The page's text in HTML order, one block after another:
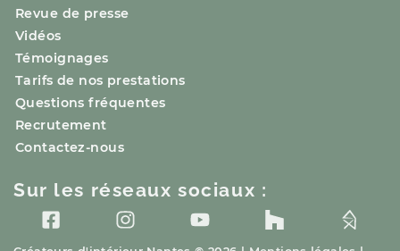
Revue de presse
Vidéos
Témoignages
Tarifs de nos prestations
Questions fréquentes
Recrutement
Contactez-nous
Sur les réseaux sociaux :